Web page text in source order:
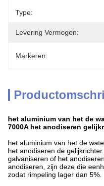
Type:
Levering Vermogen:
Markeren:
het aluminium van het de
7000A het anodiseren
het aluminium van het de
het anodiseren de
galvaniseren of het
anodiseren, zijn deze die
zodat rimpeling lager dan 5%.